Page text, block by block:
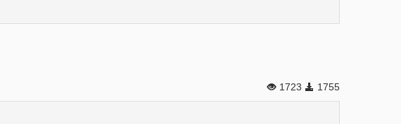
1723 1755